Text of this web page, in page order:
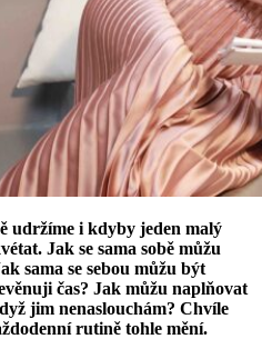
udržíme i kdyby jeden malý
Jak se sama sobě můžu
sama se sebou můžu být
čas? Jak můžu naplňovat
jim nenaslouchám? Chvíle
rutině tohle mění.